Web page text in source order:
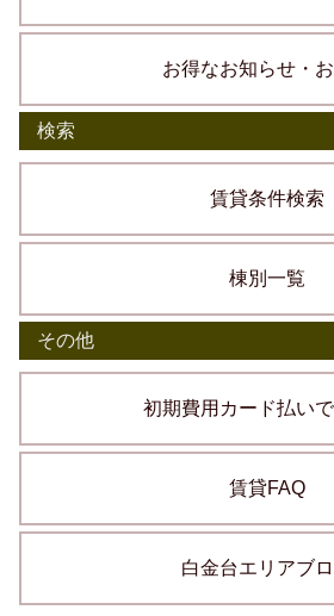
お得なお知らせ・
検索
賃貸条件検索
棟別一覧
その他
初期費用カード払い
賃貸FAQ
白金台エリアブ